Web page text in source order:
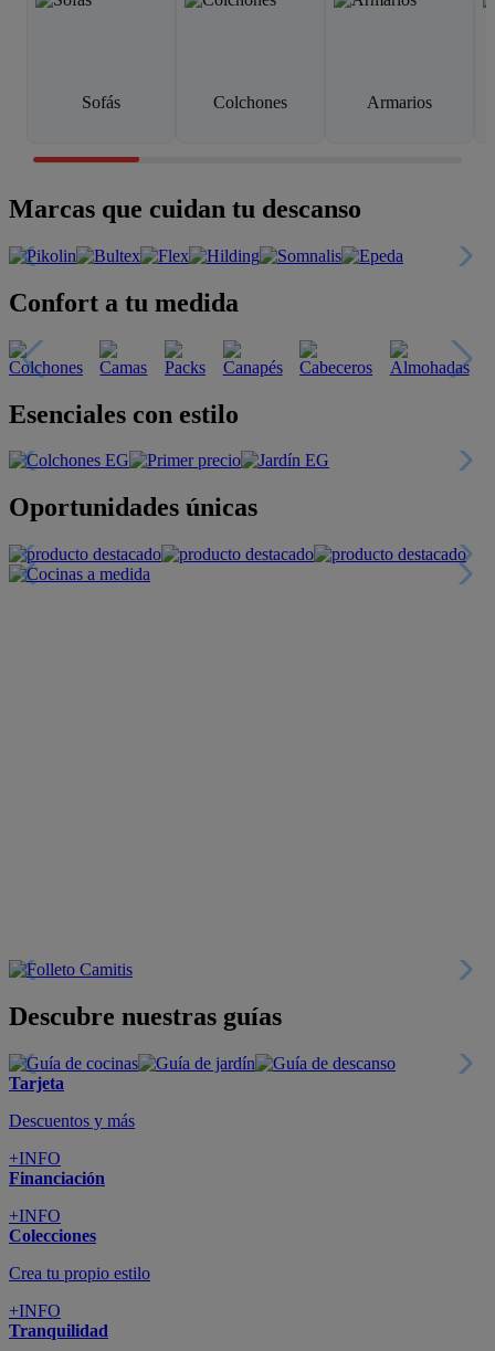
Sofás Colchones Armarios
Marcas que cuidan tu descanso
Confort a tu medida
Esenciales con estilo
Oportunidades únicas
Descubre nuestras guías
Tarjeta
Descuentos y más
+INFO
Financiación
+INFO
Colecciones
Crea tu propio estilo
+INFO
Tranquilidad